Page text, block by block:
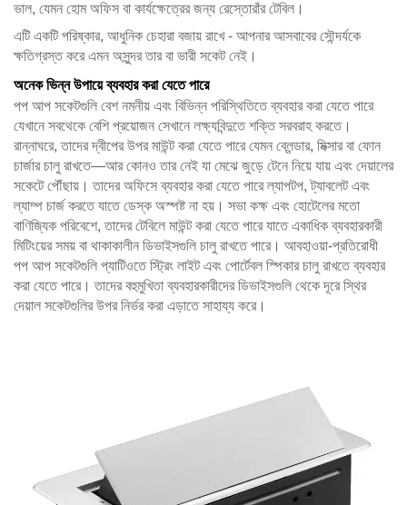
ভাল, যেমন হোম অফিস বা কার্যক্ষেত্রের জন্য রেস্তোরাঁর টেবিল।
এটি একটি পরিষ্কার, আধুনিক চেহারা বজায় রাখে - আপনার আসবাবের সৌন্দর্যকে
ক্ষতিগ্রস্ত করে এমন অসুন্দর তার বা ভারী সকেট নেই।
অনেক ভিন্ন উপায়ে ব্যবহার করা যেতে পারে
পপ আপ সকেটগুলি বেশ নমনীয় এবং বিভিন্ন পরিস্থিতিতে ব্যবহার করা যেতে পারে
যেখানে সবথেকে বেশি প্রয়োজন সেখানে লক্ষ্যবিন্দুতে শক্তি সরবরাহ করতে।
রান্নাঘরে, তাদের দ্বীপের উপর মাউন্ট করা যেতে পারে যেমন ব্লেন্ডার, মিক্সার বা ফোন
চার্জার চালু রাখতে—আর কোনও তার নেই যা মেঝে জুড়ে টেনে নিয়ে যায় এবং দেয়ালের
সকেটে পৌঁছায়। তাদের অফিসে ব্যবহার করা যেতে পারে ল্যাপটপ, ট্যাবলেট এবং
ল্যাম্প চার্জ করতে যাতে ডেস্ক অস্পষ্ট না হয়। সভা কক্ষ এবং হোটেলের মতো
বাণিজ্যিক পরিবেশে, তাদের টেবিলে মাউন্ট করা যেতে পারে যাতে একাধিক ব্যবহারকারী
মিটিংয়ের সময় বা থাকাকালীন ডিভাইসগুলি চালু রাখতে পারে। আবহাওয়া-প্রতিরোধী
পপ আপ সকেটগুলি প্যাটিওতে স্ট্রিং লাইট এবং পোর্টেবল স্পিকার চালু রাখতে ব্যবহার
করা যেতে পারে। তাদের বহুমুখিতা ব্যবহারকারীদের ডিভাইসগুলি থেকে দূরে স্থির
দেয়াল সকেটগুলির উপর নির্ভর করা এড়াতে সাহায্য করে।